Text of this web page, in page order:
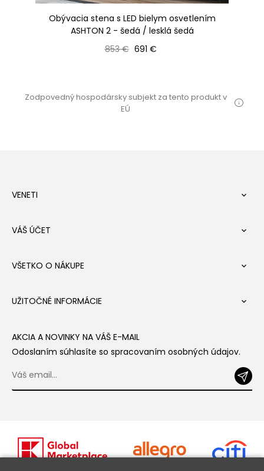
Obývacia stena s LED bielym osvetlením
ASHTON 2 - šedá / lesklá šedá
Bežná cena
853 € Cena
691 €
Zodpovedný hospodársky subjekt za tento produkt v
EÚ
VENETI 
VÁŠ ÚČET 
VŠETKO O NÁKUPE 
UŽITOČNÉ INFORMÁCIE 
AKCIA A NOVINKY NA VÁŠ E-MAIL
Odoslaním súhlasíte so spracovaním osobných údajov.